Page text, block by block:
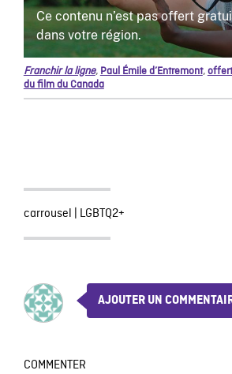
Franchir la ligne, Paul Émile d’Entremont,
du film du Canada
carrousel LGBTQ2+
AJOUTER UN
COMMENTER